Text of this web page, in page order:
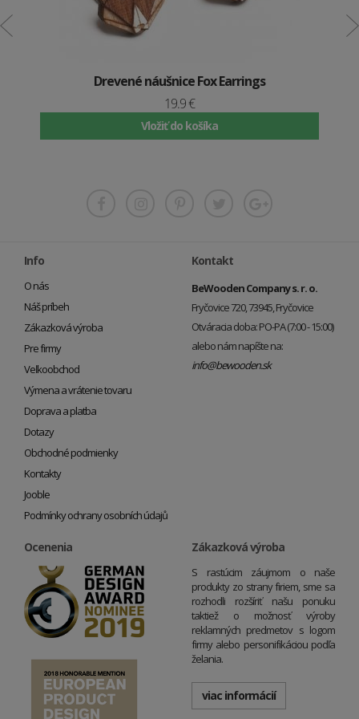
Drevené náušnice Fox Earrings
19.9 €
Vložiť do košíka
Info
O nás
Náš príbeh
Zákazková výroba
Pre firmy
Veľkoobchod
Výmena a vrátenie tovaru
Doprava a platba
Dotazy
Obchodné podmienky
Kontakty
Jooble
Podmínky ochrany osobních údajů
Kontakt
BeWooden Company s. r. o.
Fryčovice 720, 73945, Fryčovice
Otváracia doba: PO-PA (7:00 - 15:00)
alebo nám napíšte na:
info@bewooden.sk
Ocenenia Zákazková výroba
S rastúcim záujmom o naše
produkty zo strany firiem, sme sa
rozhodli rozšíriť našu ponuku
taktiež o možnosť výroby
reklamných predmetov s logom
firmy alebo personifikáciou podľa
želania.
viac informácií